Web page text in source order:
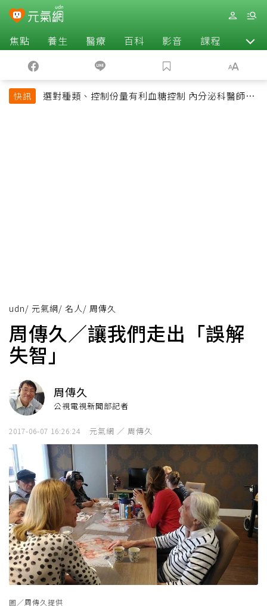
焦點 養生 醫療 百科 影音 課程 退休
快訊
選對種類、控制份量有利血糖控制 內分泌科醫師最
udn/ 元氣網/ 名人/ 周傳久
周傳久／讓我們走出「誤解
失智」
周傳久
公視電視新聞部記者
2017-06-07 16:26:24 元氣網 ／ 周傳久
圖／周傳久提供